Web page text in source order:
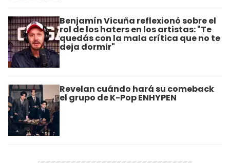
Benjamín Vicuña reflexionó sobre el
rol de los haters en los artistas: "Te
quedás con la mala crítica que no te
deja dormir"
Revelan cuándo hará su comeback
el grupo de K-Pop ENHYPEN